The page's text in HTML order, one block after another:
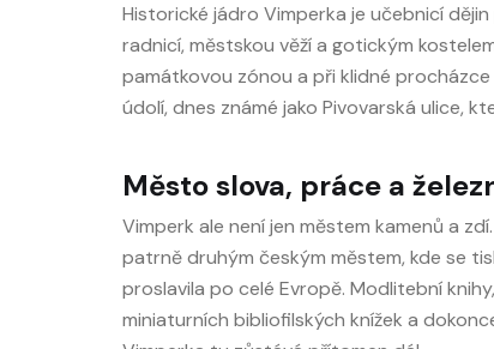
Historické jádro Vimperka je učebnicí
radnicí, městskou věží a gotickým
památkovou zónou a při klidné
údolí, dnes známé jako Pivovarská ulice,
Město slova, práce a
Vimperk ale není jen městem kamenů a
patrně druhým českým městem, kde se
proslavila po celé Evropě. Modlitební
miniaturních bibliofilských knížek a